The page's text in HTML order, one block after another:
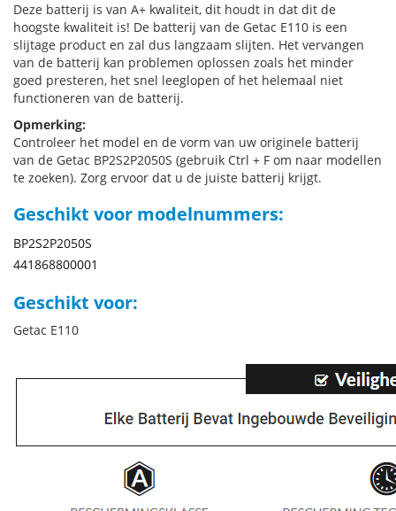
Deze batterij is van A+ kwaliteit, dit houdt in dat dit de
hoogste kwaliteit is! De batterij van de Getac E110 is een
slijtage product en zal dus langzaam slijten. Het vervangen
van de batterij kan problemen oplossen zoals het minder
goed presteren, het snel leeglopen of het helemaal niet
functioneren van de batterij.
Opmerking:
Controleer het model en de vorm van uw originele batterij
van de Getac BP2S2P2050S (gebruik Ctrl + F om naar modellen
te zoeken). Zorg ervoor dat u de juiste batterij krijgt.
Geschikt voor modelnummers:
BP2S2P2050S
441868800001
Geschikt voor:
Getac E110